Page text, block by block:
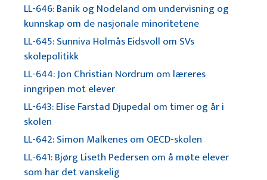
LL-646: Banik og Nodeland om undervisning og
kunnskap om de nasjonale minoritetene
LL-645: Sunniva Holmås Eidsvoll om SVs
skolepolitikk
LL-644: Jon Christian Nordrum om læreres
inngripen mot elever
LL-643: Elise Farstad Djupedal om timer og år i
skolen
LL-642: Simon Malkenes om OECD-skolen
LL-641: Bjørg Liseth Pedersen om å møte elever
som har det vanskelig